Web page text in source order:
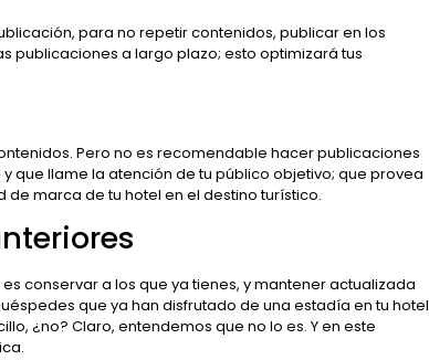
para no repetir contenidos, publicar en los
publicaciones a largo plazo; esto optimizará tus
Pero no es recomendable hacer publicaciones
que llame la atención de tu público objetivo; que provea
marca de tu hotel en el destino turístico.
conservar a los que ya tienes, y mantener actualizada
que ya han disfrutado de una estadía en tu hotel
¿no? Claro, entendemos que no lo es. Y en este